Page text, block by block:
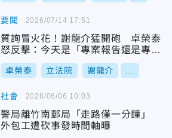
要聞
質詢冒火花！謝龍介猛開砲 卓榮泰
怒反擊：今天是「專案報告還是專案
道歉」？
卓榮泰 立法院 謝龍介
2026/07/14 17:51
社會
警局離竹南郵局「走路僅一分鐘」
外包工遭砍事發時間軸曝
2026/06/06 10:03